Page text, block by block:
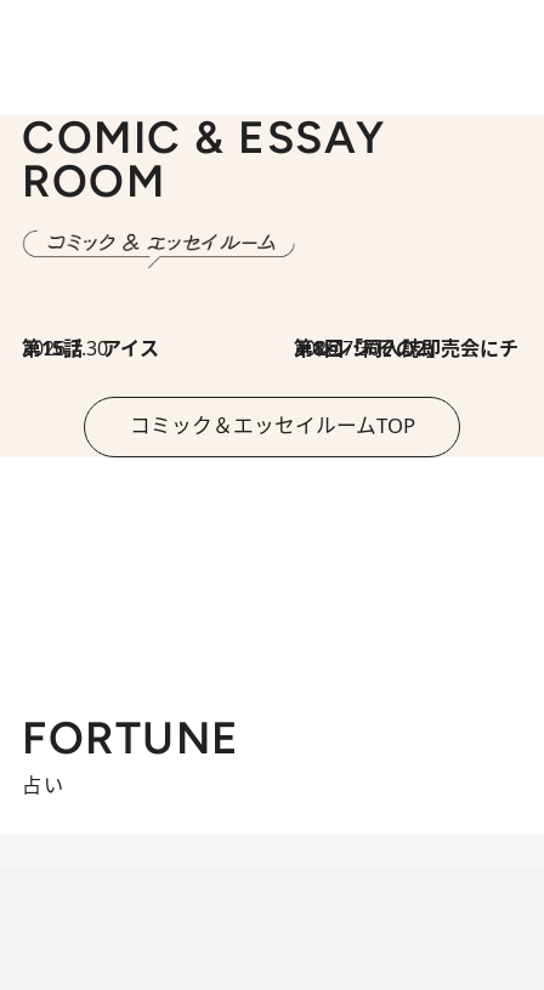
COMIC & ESSAY
ROOM
2026.7.30
第15話 アイス 2026.7.30
第8回「同人誌即売会にチャレンジ その2」
コミック＆エッセイルームTOP
FORTUNE
占い